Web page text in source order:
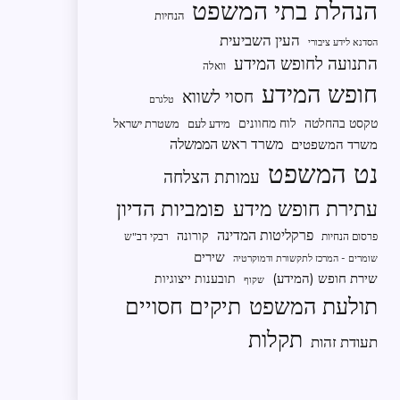
הנהלת בתי המשפט הנחיות
הסדנא לידע ציבורי העין השביעית
התנועה לחופש המידע וואלה
חופש המידע חסוי לשווא טלגרם
טקסט בהחלטה לוח מחוונים מידע לעם משטרת ישראל
משרד המשפטים משרד ראש הממשלה
נט המשפט עמותת הצלחה
עתירת חופש מידע פומביות הדיון
פרסום הנחיות פרקליטות המדינה קורונה רבקי דב"ש
שומרים - המרכז לתקשורת ודמוקרטיה
שירים
שירת חופש (המידע)
שקוף תובענות ייצוגיות
תולעת המשפט תיקים חסויים
תעודת זהות תקלות